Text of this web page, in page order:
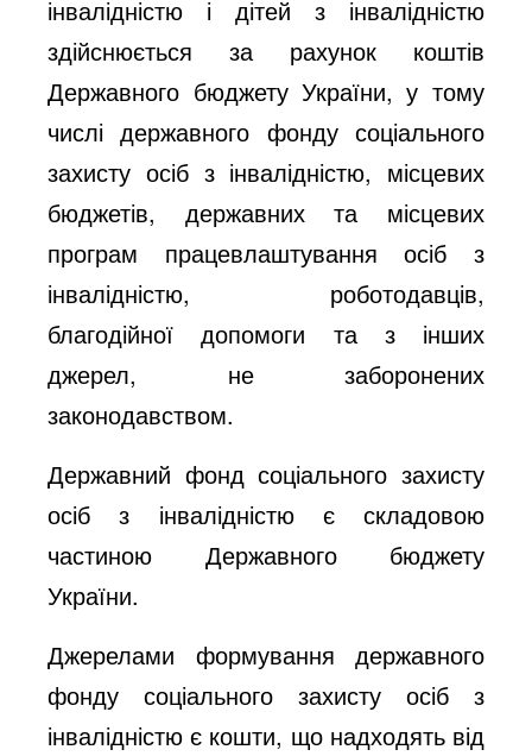
інвалідністю і дітей з інвалідністю
здійснюється за рахунок коштів
Державного бюджету України, у тому
числі державного фонду соціального
захисту осіб з інвалідністю, місцевих
бюджетів, державних та місцевих
програм працевлаштування осіб з
інвалідністю, роботодавців,
благодійної допомоги та з інших
джерел, не заборонених
законодавством.
Державний фонд соціального захисту
осіб з інвалідністю є складовою
частиною Державного бюджету
України.
Джерелами формування державного
фонду соціального захисту осіб з
інвалідністю є кошти, що надходять від